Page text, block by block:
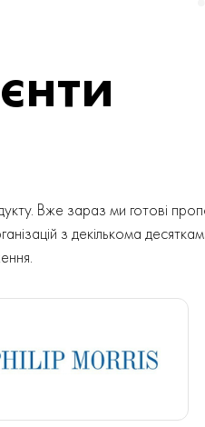
Вже зараз ми готові
з декількома